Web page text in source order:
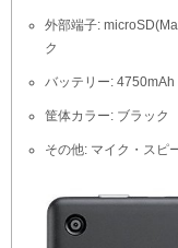
外部端子:
ク
バッテリー: 4750mAh
筐体カラー: ブラック
その他: マイク・スピ